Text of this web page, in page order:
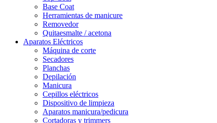
Base Coat
Herramientas de manicure
Removedor
Quitaesmalte / acetona
Aparatos Eléctricos
Máquina de corte
Secadores
Planchas
Depilación
Manicura
Cepillos eléctricos
Dispositivo de limpieza
Aparatos manicura/pedicura
Cortadoras y trimmers